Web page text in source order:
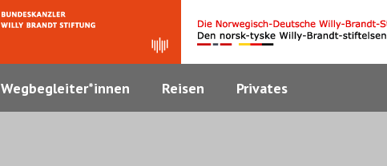
Wegbegleiter*innen Reisen Privates